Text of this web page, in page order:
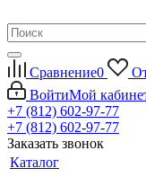
Сравнение0
ВойтиМой
+7 (812) 602-97-77
+7 (812) 602-97-77
Заказать звонок
Каталог